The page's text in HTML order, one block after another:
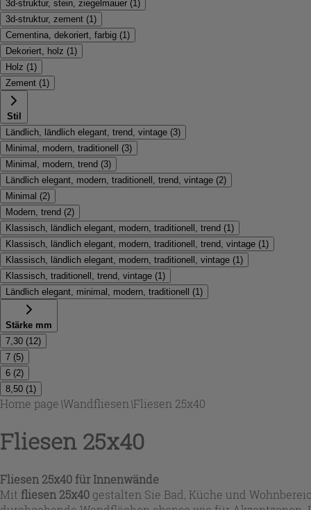
3d-struktur, stein, ziegelmauer (1)
3d-struktur, zement (1)
Cementina, dekoriert, farbig (1)
Dekoriert, holz (1)
Holz (1)
Zement (1)
Stil
Ländlich, ländlich elegant, trend, vintage (3)
Minimal, modern, traditionell
(3)
Minimal, modern, trend (3)
Ländlich elegant, modern, traditionell, trend, vintage (2)
Minimal (2)
Modern, trend (2)
Klassisch, ländlich elegant, modern, traditionell, trend (1)
Klassisch, ländlich elegant, modern, traditionell, trend, vintage (1)
Klassisch, ländlich elegant, modern, traditionell, vintage (1)
Klassisch, traditionell, trend, vintage (1)
Ländlich elegant, minimal, modern, traditionell
(1)
Stärke mm
7,30 (12)
7 (5)
6 (2)
8,50 (1)
Home page\Wandfliesen \Fliesen 25x40
Fliesen 25x40
Fliesen 25x40 für Innenwände
Mit fliesen 25x40 gestalten Sie Bad, Küche und